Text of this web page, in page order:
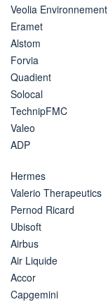
Veolia Environnement
Eramet
Alstom
Forvia
Quadient
Solocal
TechnipFMC
Valeo
ADP
Hermes
Valerio Therapeutics
Pernod Ricard
Ubisoft
Airbus
Air Liquide
Accor
Capgemini